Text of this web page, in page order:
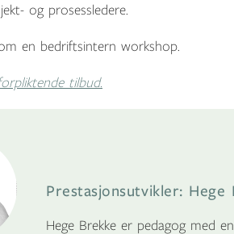
og prosessledere.
en bedriftsintern workshop.
tilbud.
Prestasjonsutvikler: Hege
Hege Brekke er pedagog med